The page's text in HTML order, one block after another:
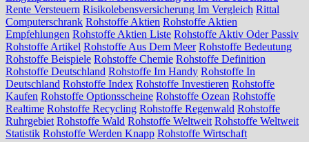
Rente Versteuern Risikolebensversicherung Im Vergleich Rittal
Computerschrank Rohstoffe Aktien Rohstoffe Aktien
Empfehlungen Rohstoffe Aktien Liste Rohstoffe Aktiv Oder Passiv
Rohstoffe Artikel Rohstoffe Aus Dem Meer Rohstoffe Bedeutung
Rohstoffe Beispiele Rohstoffe Chemie Rohstoffe Definition
Rohstoffe Deutschland Rohstoffe Im Handy Rohstoffe In
Deutschland Rohstoffe Index Rohstoffe Investieren Rohstoffe
Kaufen Rohstoffe Optionsscheine Rohstoffe Ozean Rohstoffe
Realtime Rohstoffe Recycling Rohstoffe Regenwald Rohstoffe
Ruhrgebiet Rohstoffe Wald Rohstoffe Weltweit Rohstoffe Weltweit
Statistik Rohstoffe Werden Knapp Rohstoffe Wirtschaft